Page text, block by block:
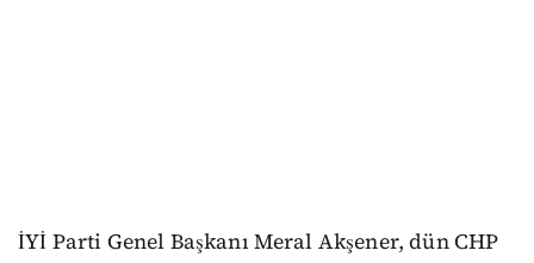
İYİ Parti Genel Başkanı Meral Akşener, dün CHP